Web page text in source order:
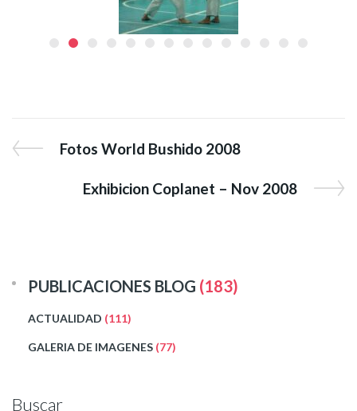
Fotos World Bushido 2008
Exhibicion Coplanet – Nov 2008
PUBLICACIONES BLOG (183)
ACTUALIDAD (111)
GALERIA DE IMAGENES (77)
Buscar